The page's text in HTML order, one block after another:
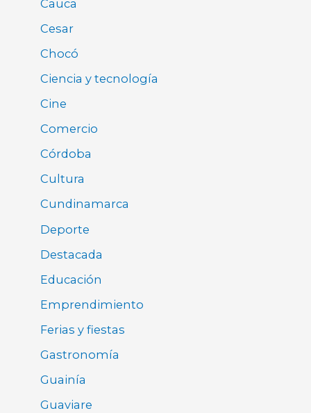
Cauca
Cesar
Chocó
Ciencia y tecnología
Cine
Comercio
Córdoba
Cultura
Cundinamarca
Deporte
Destacada
Educación
Emprendimiento
Ferias y fiestas
Gastronomía
Guainía
Guaviare